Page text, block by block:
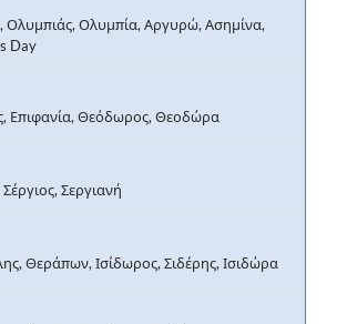
Ολυμπιάς, Ολυμπία, Αργυρώ, Ασημίνα,
Day
Επιφανία, Θεόδωρος, Θεοδώρα
Σεργιανή
Θεράπων, Ισίδωρος, Σιδέρης, Ισιδώρα